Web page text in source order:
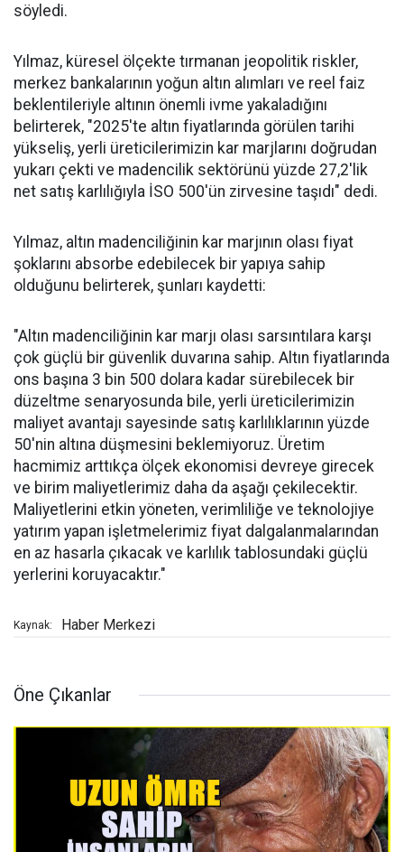
söyledi.
Yılmaz, küresel ölçekte tırmanan jeopolitik riskler,
merkez bankalarının yoğun altın alımları ve reel faiz
beklentileriyle altının önemli ivme yakaladığını
belirterek, "2025'te altın fiyatlarında görülen tarihi
yükseliş, yerli üreticilerimizin kar marjlarını doğrudan
yukarı çekti ve madencilik sektörünü yüzde 27,2'lik
net satış karlılığıyla İSO 500'ün zirvesine taşıdı" dedi.
Yılmaz, altın madenciliğinin kar marjının olası fiyat
şoklarını absorbe edebilecek bir yapıya sahip
olduğunu belirterek, şunları kaydetti:
"Altın madenciliğinin kar marjı olası sarsıntılara karşı
çok güçlü bir güvenlik duvarına sahip. Altın fiyatlarında
ons başına 3 bin 500 dolara kadar sürebilecek bir
düzeltme senaryosunda bile, yerli üreticilerimizin
maliyet avantajı sayesinde satış karlılıklarının yüzde
50'nin altına düşmesini beklemiyoruz. Üretim
hacmimiz arttıkça ölçek ekonomisi devreye girecek
ve birim maliyetlerimiz daha da aşağı çekilecektir.
Maliyetlerini etkin yöneten, verimliliğe ve teknolojiye
yatırım yapan işletmelerimiz fiyat dalgalanmalarından
en az hasarla çıkacak ve karlılık tablosundaki güçlü
yerlerini koruyacaktır."
Kaynak: Haber Merkezi
Öne Çıkanlar